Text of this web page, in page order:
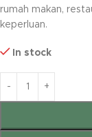
rumah makan,
keperluan.
In stock